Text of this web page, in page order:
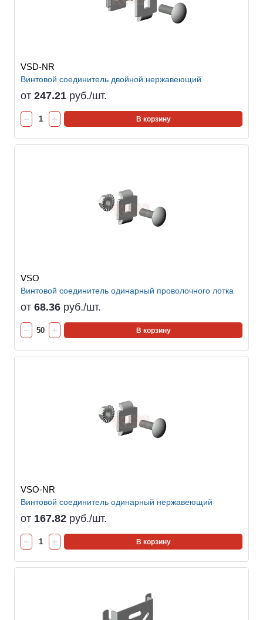
VSD-NR
Винтовой соединитель двойной нержавеющий
от 247.21 руб./шт.
В корзину
VSO
Винтовой соединитель одинарный проволочного лотка
от 68.36 руб./шт.
В корзину
VSO-NR
Винтовой соединитель одинарный нержавеющий
от 167.82 руб./шт.
В корзину